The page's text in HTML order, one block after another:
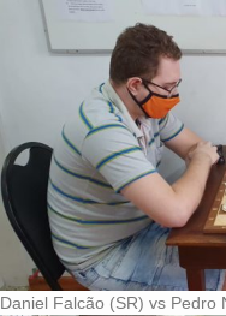
Daniel Falcão (SR) vs Pedro